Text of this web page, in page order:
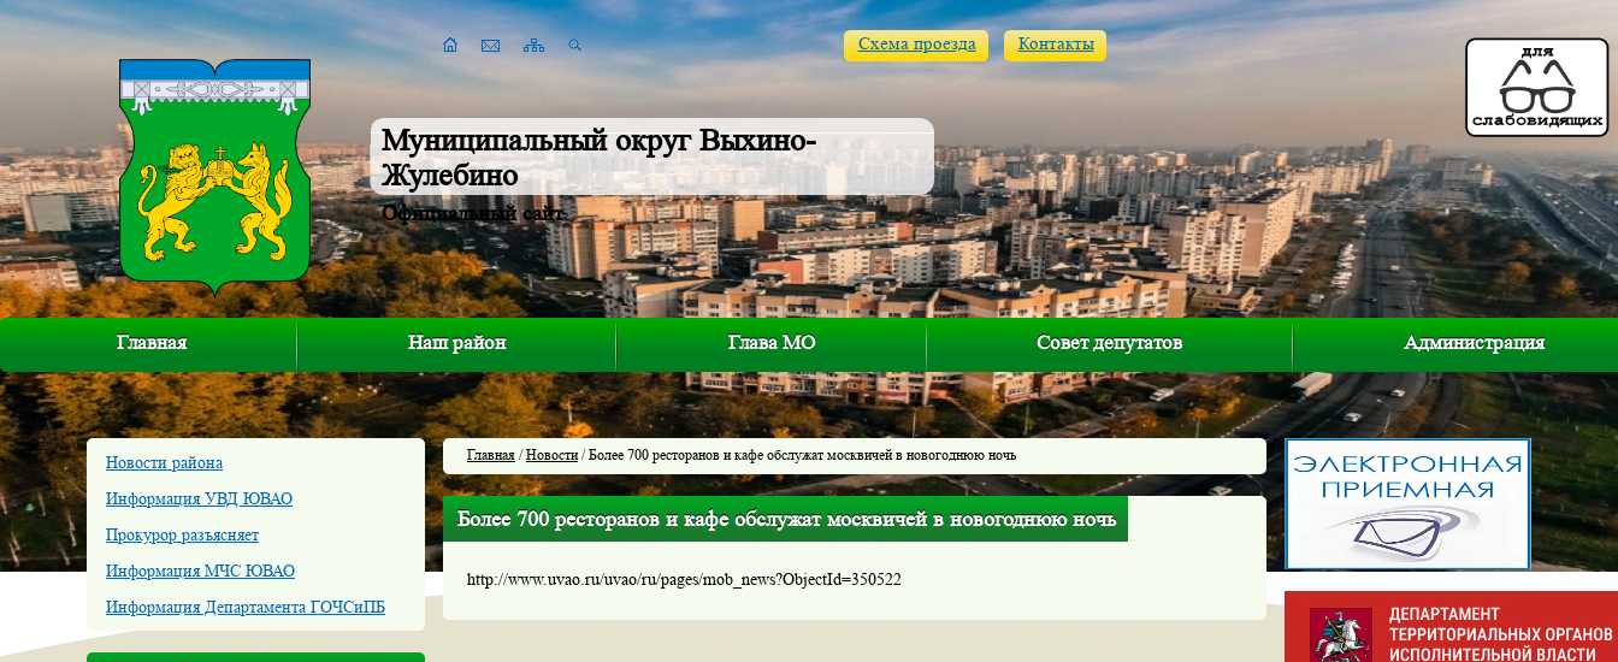
Муниципальный округ Выхино-
Жулебино
Официальный сайт
Схема проезда Контакты
Главная Наш район Глава МО Совет депутатов Администрация
Новости района
Информация УВД ЮВАО
Прокурор разъясняет
Информация МЧС ЮВАО
Информация Департамента ГОЧСиПБ
Главная /Новости/ Более 700 ресторанов и кафе обслужат москвичей в новогоднюю ночь
Более 700 ресторанов и кафе обслужат москвичей в новогоднюю ночь
http://www.uvao.ru/uvao/ru/pages/mob_news?ObjectId=350522